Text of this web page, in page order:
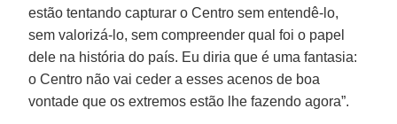
estão tentando capturar o Centro sem entendê-lo,
sem valorizá-lo, sem compreender qual foi o papel
dele na história do país. Eu diria que é uma fantasia:
o Centro não vai ceder a esses acenos de boa
vontade que os extremos estão lhe fazendo agora”.